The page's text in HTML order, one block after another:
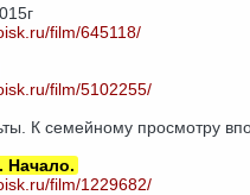
film/645118/
film/5102255/
К семейному просмотру
Начало.
film/1229682/